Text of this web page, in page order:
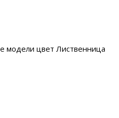
модели цвет Лиственница